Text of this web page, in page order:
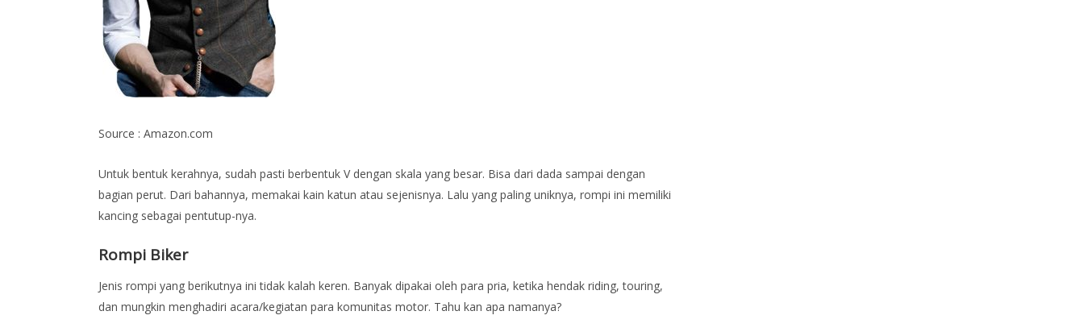
Source : Amazon.com
Untuk bentuk kerahnya, sudah pasti berbentuk V dengan skala yang besar. Bisa dari dada sampai dengan
bagian perut. Dari bahannya, memakai kain katun atau sejenisnya. Lalu yang paling uniknya, rompi ini memiliki
kancing sebagai pentutup-nya.
Rompi Biker
Jenis rompi yang berikutnya ini tidak kalah keren. Banyak dipakai oleh para pria, ketika hendak riding, touring,
dan mungkin menghadiri acara/kegiatan para komunitas motor. Tahu kan apa namanya?